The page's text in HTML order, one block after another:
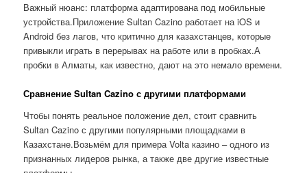
Важный нюанс: платформа адаптирована под мобильные
устройства.Приложение Sultan Cazino работает на iOS и
Android без лагов, что критично для казахстанцев, которые
привыкли играть в перерывах на работе или в пробках.А
пробки в Алматы, как известно, дают на это немало времени.
Сравнение Sultan Cazino с другими платформами
Чтобы понять реальное положение дел, стоит сравнить
Sultan Cazino с другими популярными площадками в
Казахстане.Возьмём для примера Volta казино – одного из
признанных лидеров рынка, а также две другие известные